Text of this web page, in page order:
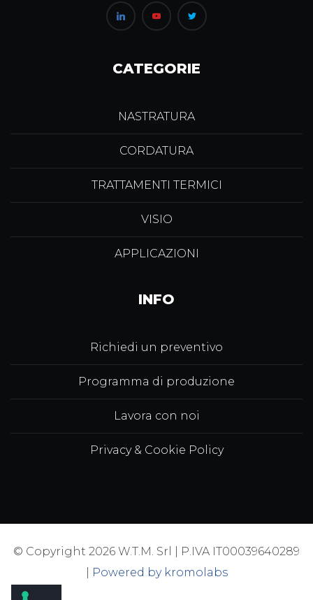
CATEGORIE
NASTRATURA
CORDATURA
TRATTAMENTI TERMICI
VISIO
APPLICAZIONI
INFO
Richiedi un preventivo
Programma di produzione
Lavora con noi
Privacy & Cookie Policy
© Copyright 2026 W.T.M. Srl | P.IVA IT00039640289
Powered by kromolabs